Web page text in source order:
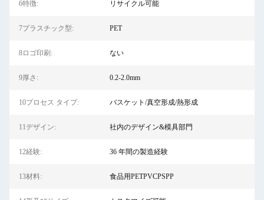
6特徴: リサイクル可能
7プラスチック型: PET
8ロゴ印刷: ない
9厚さ: 0.2-2.0mm
10プロセス タイプ: バスケット/真空形成/熱形成
11デザイン: 社内のデザイン&模具部門
12経験: 36 年間の製造経験
13材料: 食品用PETPVCPSPP